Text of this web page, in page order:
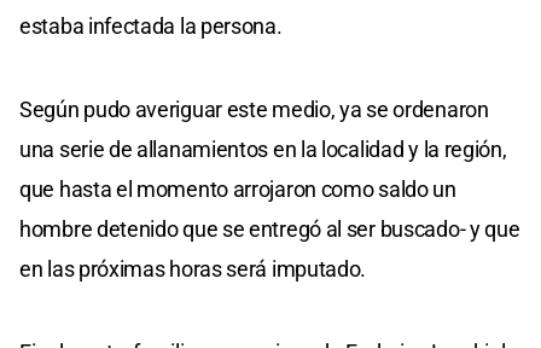
estaba infectada la persona.
Según pudo averiguar este medio, ya se ordenaron
una serie de allanamientos en la localidad y la región,
que hasta el momento arrojaron como saldo un
hombre detenido que se entregó al ser buscado- y que
en las próximas horas será imputado.